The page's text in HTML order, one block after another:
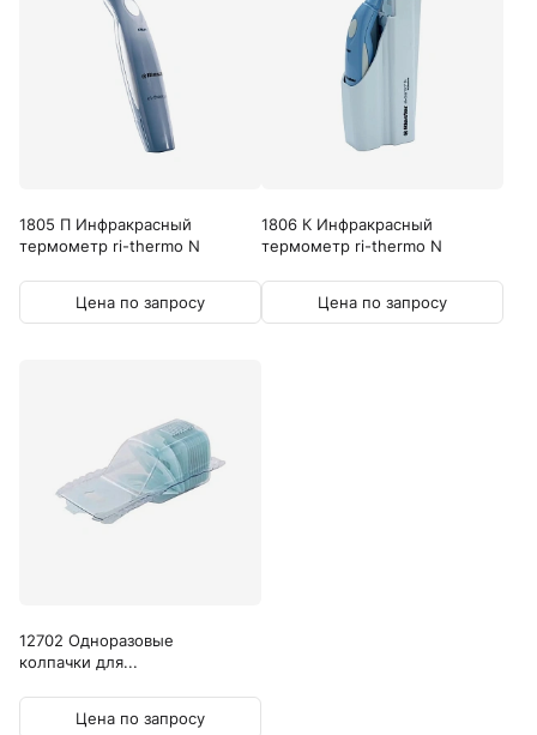
1805 П Инфракрасный
термометр ri-thermo N
Цена по запросу
1806 К Инфракрасный
термометр ri-thermo N
Цена по запросу
12702 Одноразовые
колпачки для...
Цена по запросу